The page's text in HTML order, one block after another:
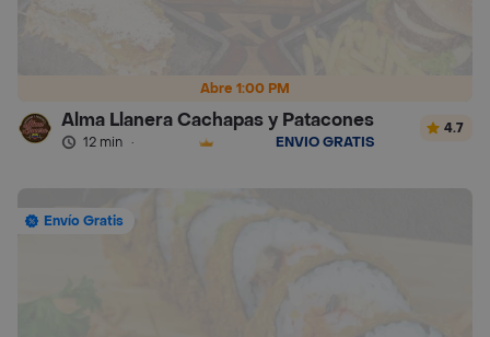
Abre 1:00 PM
Alma Llanera Cachapas y Patacones
12 min · ENVÍO GRATIS
4.7
Envío Gratis